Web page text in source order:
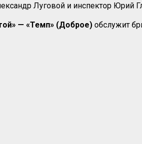
Луговой и инспектор Юрий
— «Темп» (Доброе) обслужит